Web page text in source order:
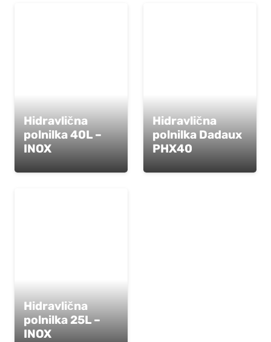
Hidravlična
polnilka 40L –
INOX
Hidravlična
polnilka Dadaux
PHX40
Hidravlična
polnilka 25L –
INOX